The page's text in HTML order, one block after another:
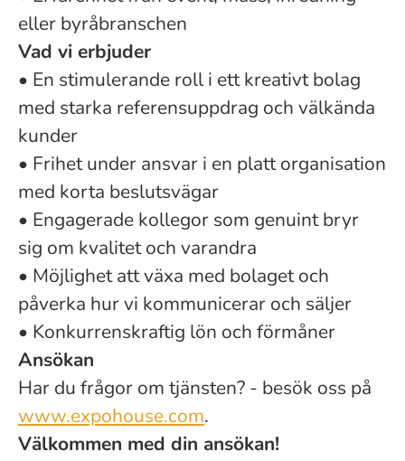
eller byråbranschen
Vad vi erbjuder
• En stimulerande roll i ett kreativt bolag
med starka referensuppdrag och välkända
kunder
• Frihet under ansvar i en platt organisation
med korta beslutsvägar
• Engagerade kollegor som genuint bryr
sig om kvalitet och varandra
• Möjlighet att växa med bolaget och
påverka hur vi kommunicerar och säljer
• Konkurrenskraftig lön och förmåner
Ansökan
Har du frågor om tjänsten? - besök oss på
www.expohouse.com.
Välkommen med din ansökan!